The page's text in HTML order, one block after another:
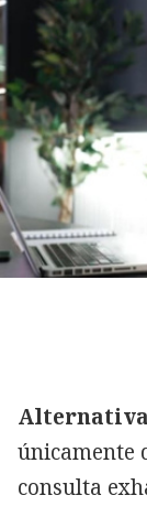
únicamente
consulta